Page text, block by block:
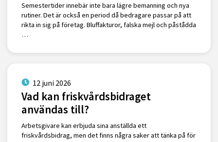
Semestertider innebär inte bara lägre bemanning och nya
rutiner. Det är också en period då bedragare passar på att
rikta in sig på företag. Bluffakturor, falska mejl och påstådda
…
12 juni 2026
Vad kan friskvårdsbidraget
användas till?
Arbetsgivare kan erbjuda sina anställda ett
friskvårdsbidrag, men det finns några saker att tänka på för